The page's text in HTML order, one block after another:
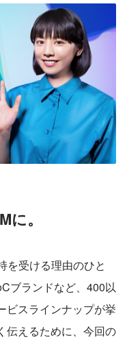
。
を受ける理由のひと
ブランドなど、400以
ビスラインナップが挙
伝えるために、今回の